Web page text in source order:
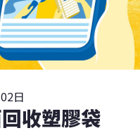
日
收塑膠袋